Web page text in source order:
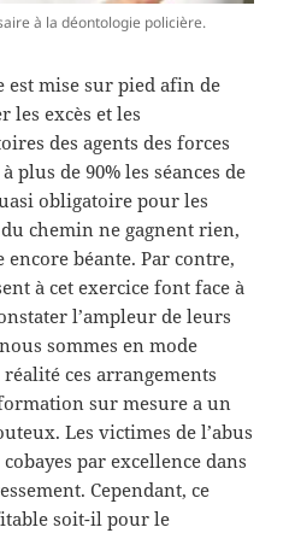
à la déontologie policière.
mise sur pied afin de
les excès et les
des agents des forces
plus de 90% les séances de
obligatoire pour les
chemin ne gagnent rien,
béante. Par contre,
à cet exercice font face à
l’ampleur de leurs
sommes en mode
ces arrangements
sur mesure a un
Les victimes de l’abus
par excellence dans
Cependant, ce
soit-il pour le